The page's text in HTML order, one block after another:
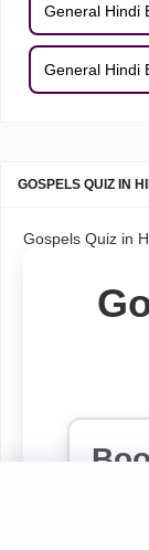
General Hindi
General Hindi
GOSPELS QUIZ IN
Gospels Quiz in